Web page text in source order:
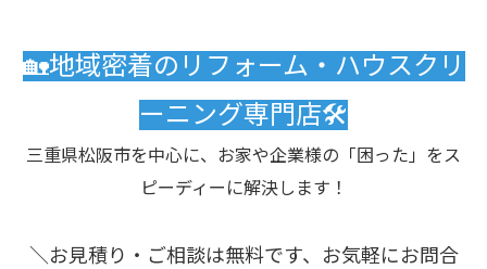
🏡地域密着のリフォーム・ハウスクリ
ーニング専門店🛠️
三重県松阪市を中心に、お家や企業様の「困った」をス
ピーディーに解決します！
＼お見積り・ご相談は無料です、お気軽にお問合